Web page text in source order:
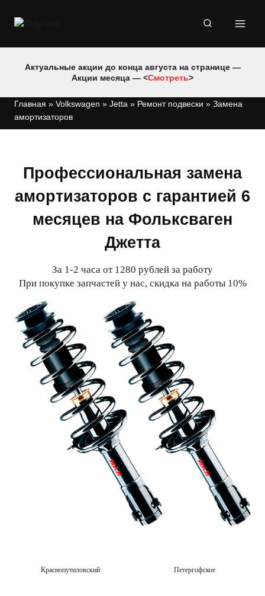
Актуальные акции до конца августа на странице —
Акции месяца — <Смотреть>
Главная » Volkswagen » Jetta » Ремонт подвески » Замена
амортизаторов
Профессиональная замена
амортизаторов с гарантией 6
месяцев на Фольксваген
Джетта
За 1-2 часа от 1280 рублей за работу
При покупке запчастей у нас, скидка на работы 10%
Краснопутиловский Петергофское